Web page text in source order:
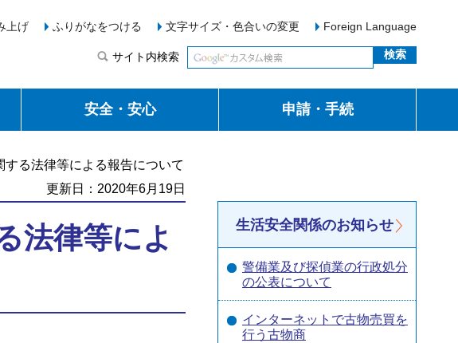
上げ
ふりがなをつける 文字サイズ・色合いの変更 Foreign Language
サイト内検索
安全・安心 申請・手続
る法律等による報告について
更新日：2020年6月19日
法律等によ
生活安全関係のお知らせ
警備業及び探偵業の行政処分
の公表について
インターネットで古物売買を
行う古物商